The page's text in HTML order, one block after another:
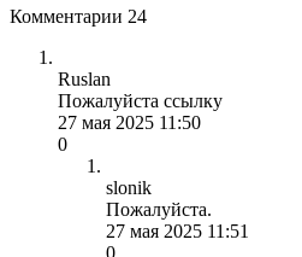
Комментарии 24
Ruslan
Пожалуйста ссылку
27 мая 2025 11:50
0
slonik
Пожалуйста.
27 мая 2025 11:51
0